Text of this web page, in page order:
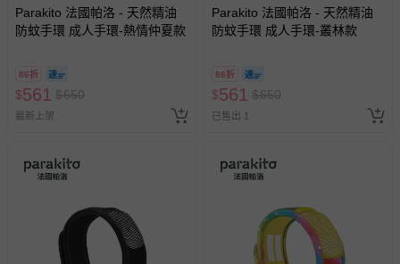
Parakito 法國帕洛 - 天然精油
防蚊手環 成人手環-熱情仲夏款
86折
$561 $650
最新上架
Parakito 法國帕洛 - 天然精油
防蚊手環 成人手環-叢林款
86折
$561 $650
已售出 1